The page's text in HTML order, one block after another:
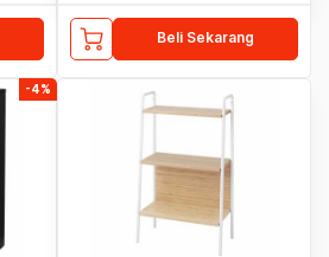
Beli Sekarang
-4%